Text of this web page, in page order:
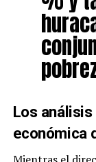
Los
económica